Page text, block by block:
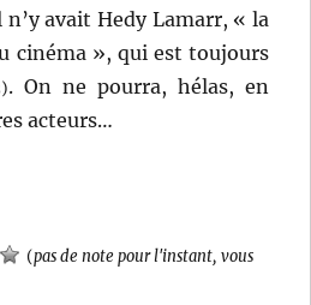
avait Hedy Lamarr, « la
cinéma », qui est toujours
. On ne pourra, hélas, en
acteurs…
(pas de note pour l'instant, vous